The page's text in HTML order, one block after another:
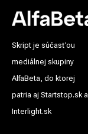
Skript je súčasťou
mediálnej skupiny
AlfaBeta, do ktorej
patria aj Startstop.sk a
Interlight.sk